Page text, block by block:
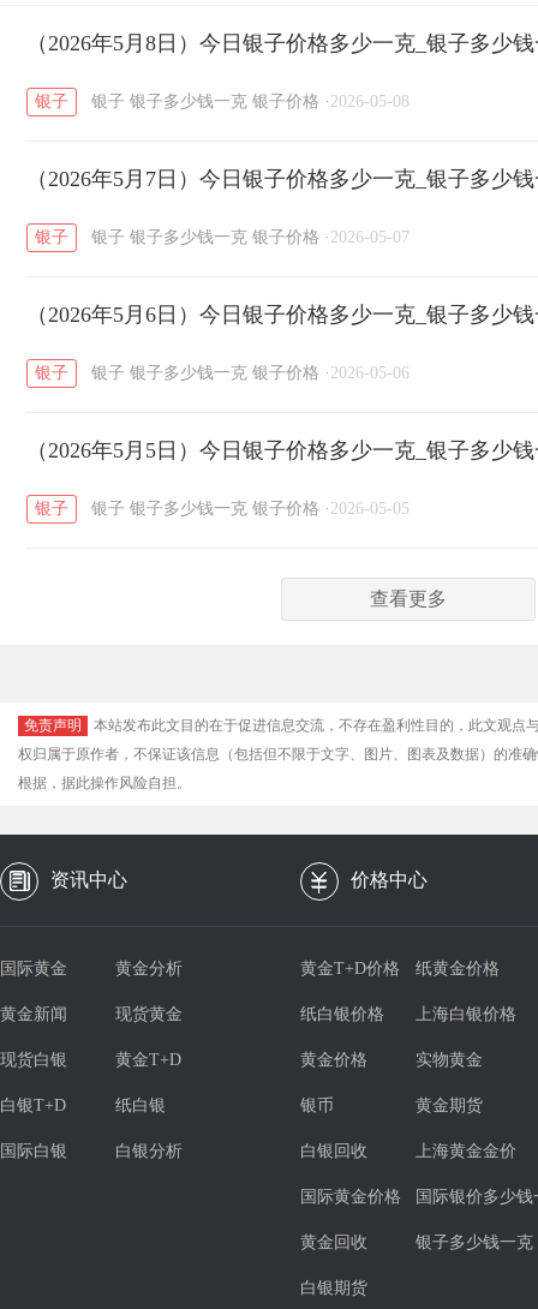
开国纪念币 大清银币 / 长城币 / 老
菜百 周生生 周大生
六福 / 金至尊 / 潮宏基 / 亚一金店
（2026年5月8日）今日银子价格多少一克_银子多少
银子 银子 银子多少钱一克 银子价格 · 2026-05-08
（2026年5月7日）今日银子价格多少一克_银子多少
银子 银子 银子多少钱一克 银子价格 · 2026-05-07
（2026年5月6日）今日银子价格多少一克_银子多少
银子 银子 银子多少钱一克 银子价格 · 2026-05-06
（2026年5月5日）今日银子价格多少一克_银子多少
银子 银子 银子多少钱一克 银子价格 · 2026-05-05
查看更多
免责声明
本站发布此文目的在于促进信息交流，不存在盈利性目的，此文观
权归属于原作者，不保证该信息（包括但不限于文字、图片、图表及数据）的准
根据，据此操作风险自担。
资讯中心 价格中心
国际黄金 黄金分析
黄金新闻 现货黄金
现货白银 黄金T+D
白银T+D 纸白银
国际白银 白银分析
黄金T+D价格 纸黄金价格
纸白银价格 上海白银价格
黄金价格 实物黄金
银币 黄金期货
白银回收 上海黄金金价
国际黄金价格 国际银价多少钱
黄金回收 银子多少钱一克
白银期货